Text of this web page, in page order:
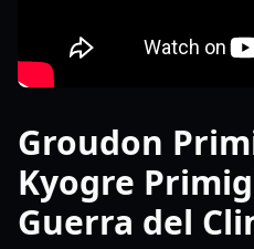
Groudon
Kyogre
Guerra del